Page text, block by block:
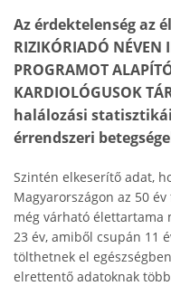
Az érdektelenség az
RIZIKÓRIADÓ NÉVEN
PROGRAMOT
KARDIOLÓGUSOK
halálozási
érrendszeri
Szintén elkeserítő adat,
Magyarországon az 50
még várható élettartama
23 év, amiből csupán 11
tölthetnek el
elrettentő adatoknak